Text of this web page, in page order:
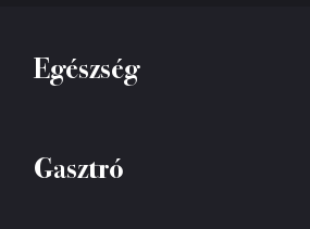
Egészség
Gasztró